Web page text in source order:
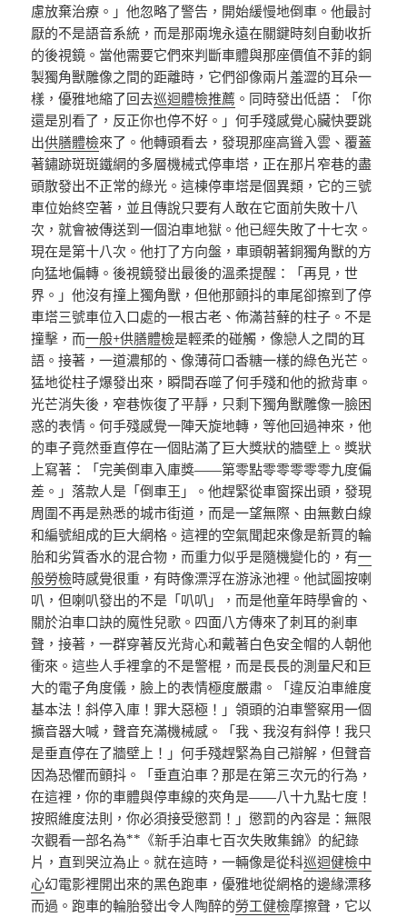
慮放棄治療。」他忽略了警告，開始緩慢地倒車。他最討
厭的不是語音系統，而是那兩塊永遠在關鍵時刻自動收折
的後視鏡。當他需要它們來判斷車體與那座價值不菲的銅
製獨角獸雕像之間的距離時，它們卻像兩片羞澀的耳朵一
樣，優雅地縮了回去巡迴體檢推薦 。同時發出低語：「你
還是別看了，反正你也停不好。」何手殘感覺心臟快要跳
出供膳體檢來了。他轉頭看去，發現那座高聳入雲、覆蓋
著鏽跡斑斑鐵網的多層機械式停車塔，正在那片窄巷的盡
頭散發出不正常的綠光。這棟停車塔是個異類，它的三號
車位始終空著，並且傳說只要有人敢在它面前失敗十八
次，就會被傳送到一個泊車地獄。他已經失敗了十七次。
現在是第十八次。他打了方向盤，車頭朝著銅獨角獸的方
向猛地偏轉。後視鏡發出最後的溫柔提醒：「再見，世
界。」他沒有撞上獨角獸，但他那顫抖的車尾卻擦到了停
車塔三號車位入口處的一根古老、佈滿苔蘚的柱子。不是
撞擊，而一般+供膳體檢是輕柔的碰觸，像戀人之間的耳
語。接著，一道濃郁的、像薄荷口香糖一樣的綠色光芒。
猛地從柱子爆發出來，瞬間吞噬了何手殘和他的掀背車。
光芒消失後，窄巷恢復了平靜，只剩下獨角獸雕像一臉困
惑的表情。何手殘感覺一陣天旋地轉，等他回過神來，他
的車子竟然垂直停在一個貼滿了巨大獎狀的牆壁上。獎狀
上寫著：「完美倒車入庫獎——第零點零零零零零九度偏
差。」落款人是「倒車王」。他趕緊從車窗探出頭，發現
周圍不再是熟悉的城市街道，而是一望無際、由無數白線
和編號組成的巨大網格。這裡的空氣聞起來像是新買的輪
胎和劣質香水的混合物，而重力似乎是隨機變化的，有一
般勞檢時感覺很重，有時像漂浮在游泳池裡。他試圖按喇
叭，但喇叭發出的不是「叭叭」，而是他童年時學會的、
關於泊車口訣的魔性兒歌。四面八方傳來了刺耳的剎車
聲，接著，一群穿著反光背心和戴著白色安全帽的人朝他
衝來。這些人手裡拿的不是警棍，而是長長的測量尺和巨
大的電子角度儀，臉上的表情極度嚴肅。「違反泊車維度
基本法！斜停入庫！罪大惡極！」領頭的泊車警察用一個
擴音器大喊，聲音充滿機械感。「我、我沒有斜停！我只
是垂直停在了牆壁上！」何手殘趕緊為自己辯解，但聲音
因為恐懼而顫抖。「垂直泊車？那是在第三次元的行為，
在這裡，你的車體與停車線的夾角是——八十九點七度！
按照維度法則，你必須接受懲罰！」懲罰的內容是：無限
次觀看一部名為**《新手泊車七百次失敗集錦》的紀錄
片，直到哭泣為止。就在這時，一輛像是從科巡迴健檢中
心幻電影裡開出來的黑色跑車，優雅地從網格的邊緣漂移
而過。跑車的輪胎發出令人陶醉的勞工健檢摩擦聲，它以